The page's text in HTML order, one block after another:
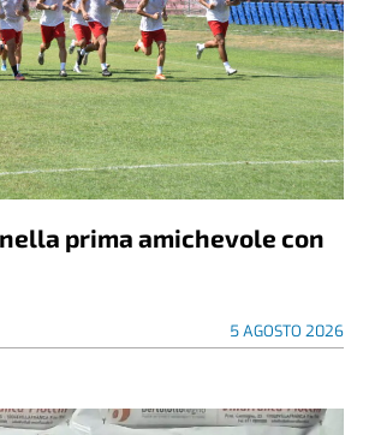
nella prima amichevole con
5 AGOSTO 2026